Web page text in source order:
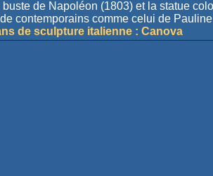
de Napoléon (1803) et la statue
contemporains comme celui de
de sculpture italienne : Canova